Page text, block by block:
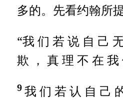
多的。先看约翰所
“我 们 若 说 自 己
欺 ， 真 理 不 在 我
9我 们 若 认 自 己